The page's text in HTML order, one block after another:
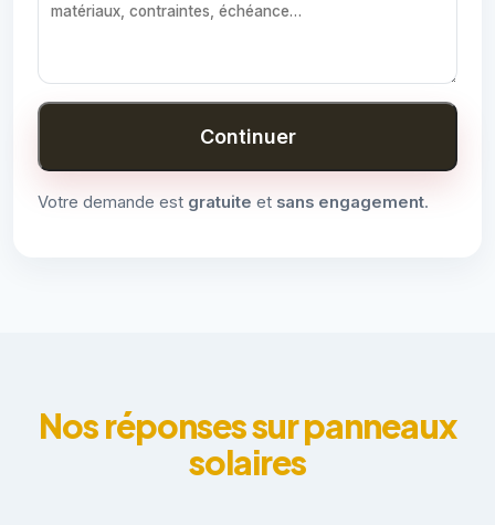
Continuer
Votre demande est gratuite et sans engagement.
Nos réponses sur panneaux
solaires